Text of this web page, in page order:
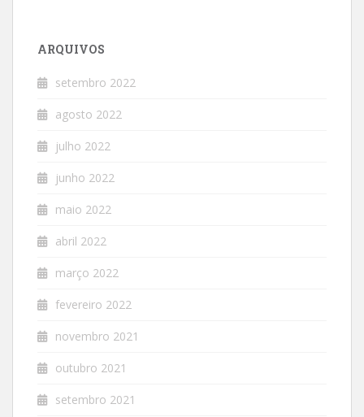
ARQUIVOS
setembro 2022
agosto 2022
julho 2022
junho 2022
maio 2022
abril 2022
março 2022
fevereiro 2022
novembro 2021
outubro 2021
setembro 2021